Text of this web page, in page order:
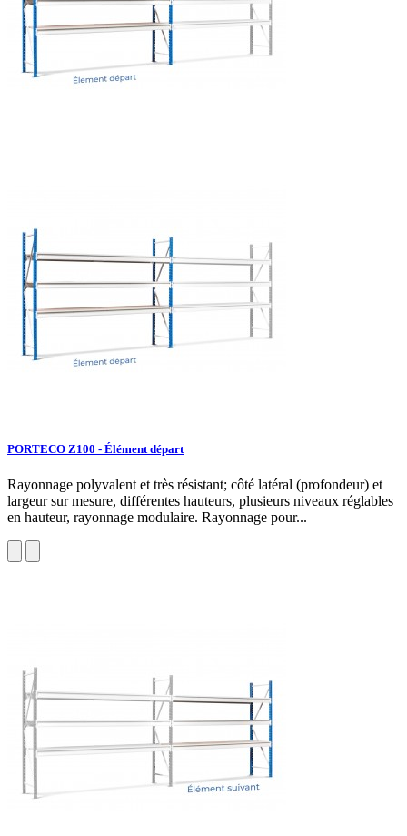
PORTECO Z100 - Élément départ
Rayonnage polyvalent et très résistant; côté latéral (profondeur) et
largeur sur mesure, différentes hauteurs, plusieurs niveaux réglables
en hauteur, rayonnage modulaire. Rayonnage pour...